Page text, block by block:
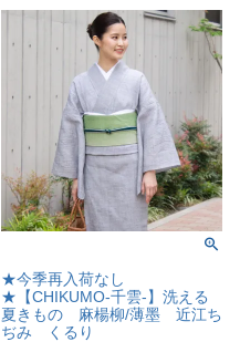
★今季再入荷なし
★【CHIKUMO-千雲-】洗える
夏きもの 麻楊柳/薄墨 近江ち
ぢみ くるり